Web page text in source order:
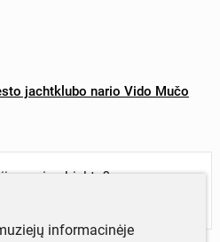
jachtklubo nario Vido Mučo
apie objektą?
informacinėje